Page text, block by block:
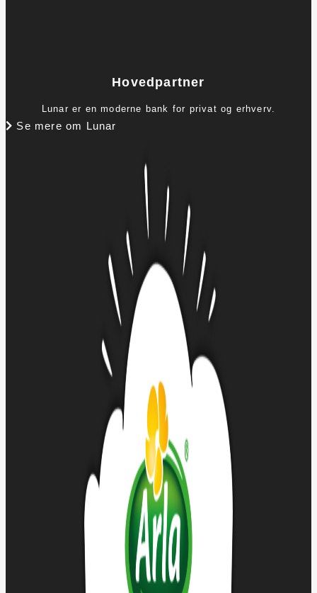
Hovedpartner
Lunar er en moderne bank for privat og erhverv.
Se mere om Lunar